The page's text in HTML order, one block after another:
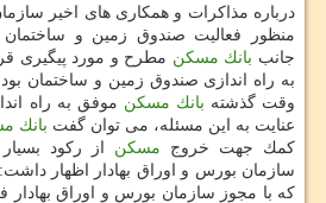
درباره مذاكرات و همكاری های اخیر
منظور فعالیت صندوق زمین و ساختمان
جانب بانك مسكن مطرح و مورد پیگیری
به راه اندازی صندوق زمین و ساختمان
وقت گذشته بانك مسكن موفق به راه
عنایت به این مسئله، می توان گفت بانك
كمك جهت خروج مسكن از ركود
سازمان بورس و اوراق بهادار اظهار
كه با مجوز سازمان بورس و اوراق بهادار